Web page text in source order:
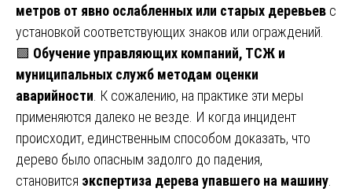
метров от явно ослабленных или старых деревьев с
установкой соответствующих знаков или ограждений.
🟩 Обучение управляющих компаний, ТСЖ и
муниципальных служб методам оценки
аварийности . К сожалению, на практике эти меры
применяются далеко не везде. И когда инцидент
происходит, единственным способом доказать, что
дерево было опасным задолго до падения,
становится экспертиза дерева упавшего на машину